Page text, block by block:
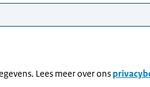
Lees meer over ons